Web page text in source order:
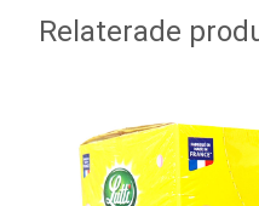
Relaterade